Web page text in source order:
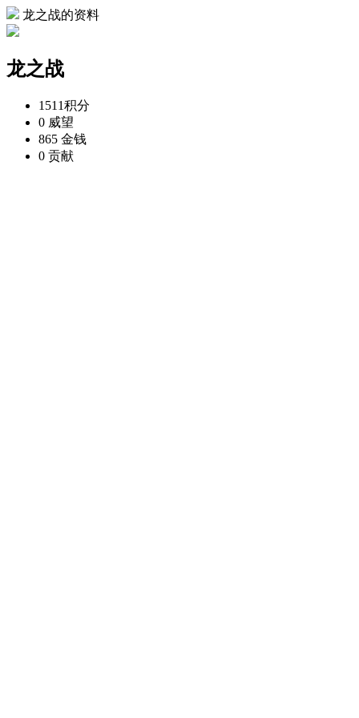
龙之战的资料
龙之战
1511积分
0 威望
865 金钱
0 贡献